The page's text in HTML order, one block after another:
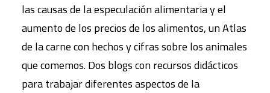
las causas de la especulación alimentaria y el
aumento de los precios de los alimentos, un Atlas
de la carne con hechos y cifras sobre los animales
que comemos. Dos blogs con recursos didácticos
para trabajar diferentes aspectos de la